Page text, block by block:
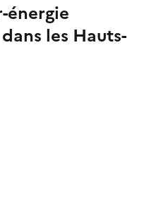
énergie
les Hauts-